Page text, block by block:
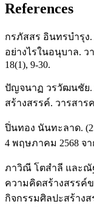
References
กรภัสสร อินทรบำรุง.
อย่างไรในอนุบาล.
18(1), 9-30.
ปัญจนาฏ วรวัฒนชัย.
สร้างสรรค์. วารสาร
ปิ่นทอง นันทะลาด.
4 พฤษภาคม 2568 จา
ภาวิณี โตสำลี และณั
ความคิดสร้างสรรค์
กิจกรรมศิลปะสร้าง